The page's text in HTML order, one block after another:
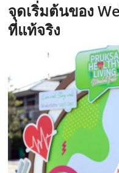
จุดเริ่มต้นของ
ที่แท้จริง